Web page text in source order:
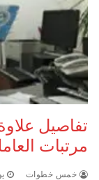
مرتبات
خمس خطوات